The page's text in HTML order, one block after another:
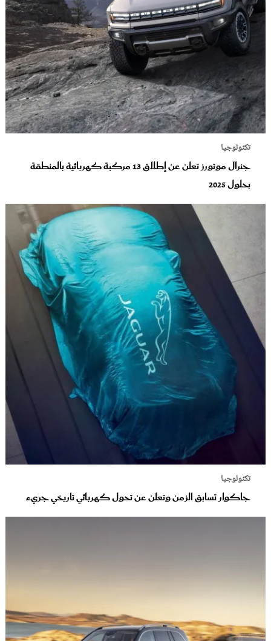
تكنولوجيا
جنرال موتورز تعلن عن إطلاق 13 مركبة كهربائية بالمنطقة
بحلول 2025
تكنولوجيا
جاكوار تسابق الزمن وتعلن عن تحول كهربائي تاريخي جريء